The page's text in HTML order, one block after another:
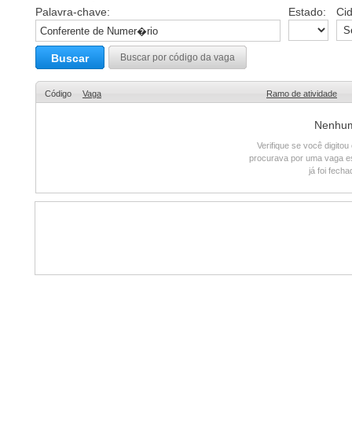
Palavra-chave: Estado:
Buscar Buscar por código da vaga
Código Vaga Ramo de atividade
Verifique se você
procurava por uma vaga
já foi